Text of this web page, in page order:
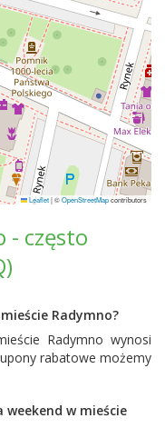
Leaflet|©OpenStreetMapcontributors
- często
Radymno?
Radymno wynosi
rabatowe możemy
w mieście